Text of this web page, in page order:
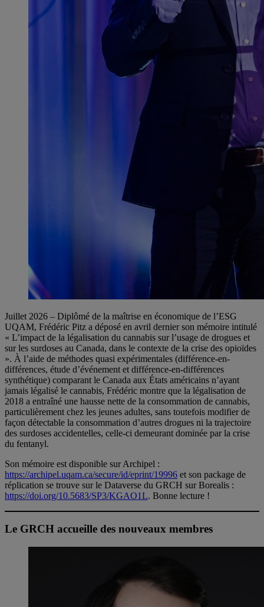
Juillet 2026 – Diplômé de la maîtrise en économique de l’ESG
UQAM, Frédéric Pitz a déposé en avril dernier son mémoire intitulé
« L’impact de la légalisation du cannabis sur l’usage de drogues et
sur les surdoses au Canada, dans le contexte de la crise des opioïdes
». À l’aide de méthodes quasi expérimentales (différence-en-
différences, étude d’événement et différence-en-différences
synthétique) comparant le Canada aux États américains n’ayant
jamais légalisé le cannabis, Frédéric montre que la légalisation de
2018 a entraîné une hausse nette de la consommation de cannabis,
particulièrement chez les jeunes adultes, sans toutefois modifier de
façon détectable la consommation d’autres drogues ni la trajectoire
des surdoses accidentelles, celle-ci demeurant dominée par la crise
du fentanyl.
Son mémoire est disponible sur Archipel :
https://archipel.uqam.ca/secure/id/eprint/19996 et son package de
réplication se trouve sur le Dataverse du GRCH sur Borealis :
https://doi.org/10.5683/SP3/KGAO1L. Bonne lecture !
Le GRCH accueille des nouveaux membres